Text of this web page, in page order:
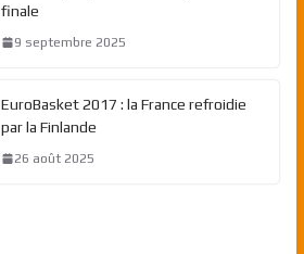
finale
9 septembre 2025
EuroBasket 2017 : la France refroidie
par la Finlande
26 août 2025